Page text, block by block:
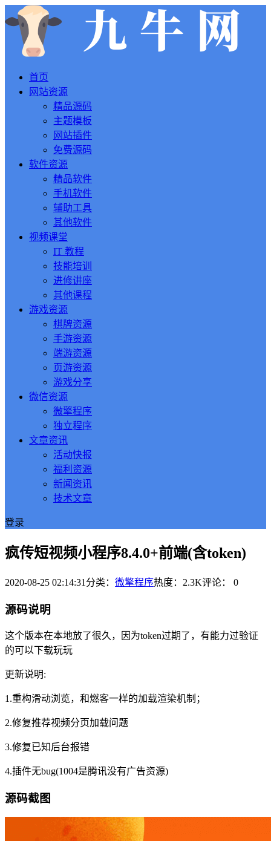
首页
网站资源
精品源码
主题模板
网站插件
免费源码
软件资源
精品软件
手机软件
辅助工具
其他软件
视频课堂
IT 教程
技能培训
进修讲座
其他课程
游戏资源
棋牌资源
手游资源
端游资源
页游资源
游戏分享
微信资源
微擎程序
独立程序
文章资讯
活动快报
福利资源
新闻资讯
技术文章
登录
疯传短视频小程序8.4.0+前端(含token)
2020-08-25 02:14:31 分类： 微擎程序热度：2.3K评论： 0
源码说明
这个版本在本地放了很久，因为token过期了，有能力过验证
的可以下载玩玩
更新说明:
1.重构滑动浏览，和燃客一样的加载渲染机制；
2.修复推荐视频分页加载问题
3.修复已知后台报错
4.插件无bug(1004是腾讯没有广告资源)
源码截图